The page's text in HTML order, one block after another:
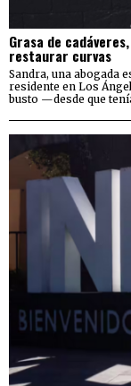
Grasa de
restaurar curvas
Sandra, una abogada
residente en Los
busto —desde que